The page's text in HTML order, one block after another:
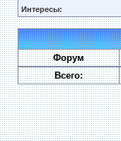
Интересы:
Форум
Всего: